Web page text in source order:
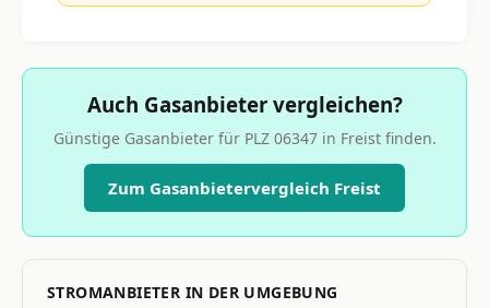
Auch Gasanbieter vergleichen?
Günstige Gasanbieter für PLZ 06347 in Freist finden.
Zum Gasanbietervergleich Freist
STROMANBIETER IN DER UMGEBUNG